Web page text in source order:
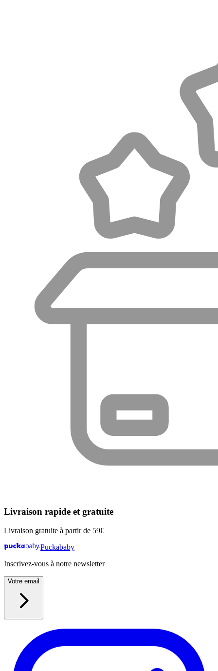
Livraison rapide et gratuite
Livraison gratuite à partir de 59€
Puckababy
Inscrivez-vous à notre newsletter
Votre email